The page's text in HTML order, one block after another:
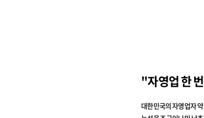
"자영업 한
대한민국의 자영업자